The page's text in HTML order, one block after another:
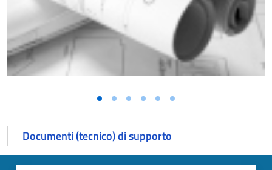
Vai alla slide 1
Vai alla slide 2
Vai alla slide 3
Vai alla slide 4
Vai alla slide 5
Vai alla slide 6
Documenti (tecnico) di supporto